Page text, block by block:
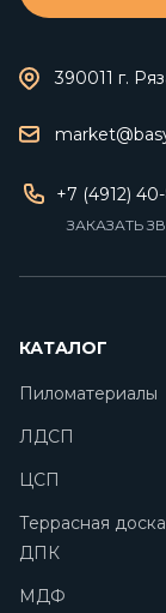
390011 г.
+7 (4912)
ЗАКАЗАТЬ
КАТАЛОГ
Пиломатериалы
ЛДСП
ЦСП
Террасная
ДПК
МДФ